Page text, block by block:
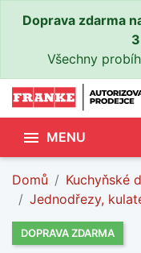
Doprava zdarma
Všechny
 MENU
Domů Kuchyňské
Jednodřezy,
DOPRAVA ZDARMA